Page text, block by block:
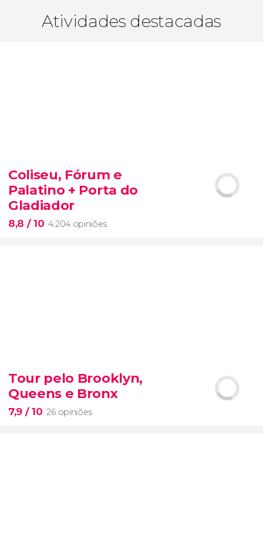
Atividades destacadas
Coliseu, Fórum e
Palatino + Porta do
Gladiador
8,8 / 10 4.204 opiniões
visita ao Coliseu
Porta dos Gladiadores
Tour pelo Brooklyn,
Queens e Bronx
7,9 / 10 26 opiniões